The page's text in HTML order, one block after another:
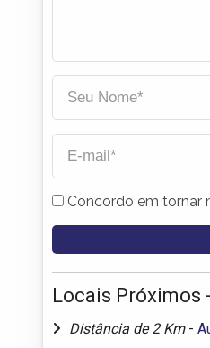
Concordo em tornar
Locais Próximos
Distância de 2 Km -